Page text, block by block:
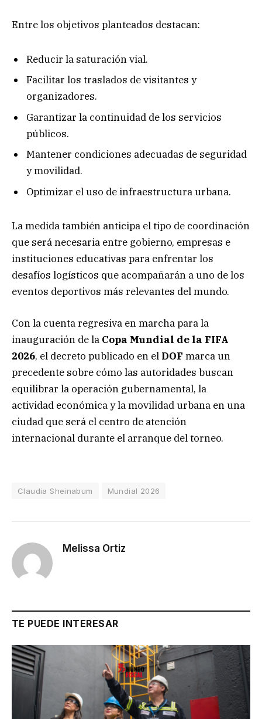
Entre los objetivos planteados destacan:
Reducir la saturación vial.
Facilitar los traslados de visitantes y
organizadores.
Garantizar la continuidad de los servicios
públicos.
Mantener condiciones adecuadas de seguridad
y movilidad.
Optimizar el uso de infraestructura urbana.
La medida también anticipa el tipo de coordinación
que será necesaria entre gobierno, empresas e
instituciones educativas para enfrentar los
desafíos logísticos que acompañarán a uno de los
eventos deportivos más relevantes del mundo.
Con la cuenta regresiva en marcha para la
inauguración de la Copa Mundial de la FIFA
2026, el decreto publicado en el DOF marca un
precedente sobre cómo las autoridades buscan
equilibrar la operación gubernamental, la
actividad económica y la movilidad urbana en una
ciudad que será el centro de atención
internacional durante el arranque del torneo.
Claudia Sheinabum Mundial 2026
Melissa Ortiz
TE PUEDE INTERESAR